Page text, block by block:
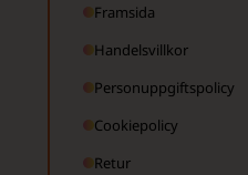
Framsida
Handelsvillkor
Personuppgiftspolicy
Cookiepolicy
Retur